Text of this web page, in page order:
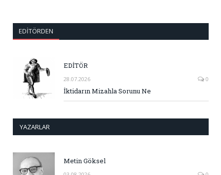
EDITÖRDEN
EDİTÖR
28.07.2026 0
İktidarın Mizahla Sorunu Ne
YAZARLAR
Metin Göksel